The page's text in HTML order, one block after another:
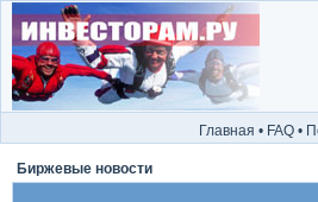
Главная • FAQ •
Биржевые новости